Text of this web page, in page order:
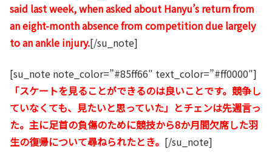
said last week, when asked about Hanyu’s return from
an eight-month absence from competition due largely
to an ankle injury.[/su_note]
[su_note note_color=”#85ff66″ text_color=”#ff0000″]
「スケートを見ることができるのは良いことです。競争し
ていなくても、見たいと思っていた」とチェンは先週言っ
た。主に足首の負傷のために競技から8か月間欠席した羽
生の復帰について尋ねられたとき。 [/su_note]